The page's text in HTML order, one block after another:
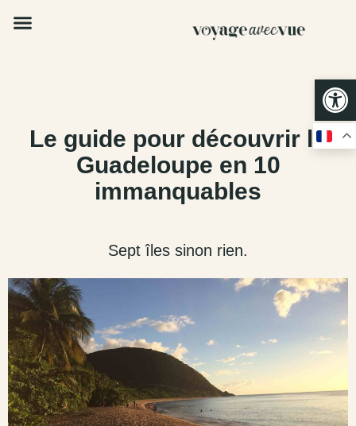
Le guide pour découvrir la
Guadeloupe en 10
immanquables
Sept îles sinon rien.